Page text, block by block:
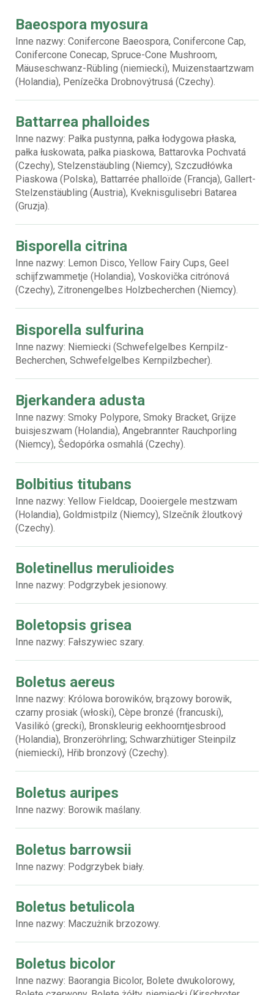
Baeospora myosura
Inne nazwy: Conifercone Baeospora, Conifercone Cap,
Conifercone Conecap, Spruce-Cone Mushroom,
Mäuseschwanz-Rübling (niemiecki), Muizenstaartzwam
(Holandia), Penízečka Drobnovýtrusá (Czechy).
Battarrea phalloides
Inne nazwy: Pałka pustynna, pałka łodygowa płaska,
pałka łuskowata, pałka piaskowa, Battarovka Pochvatá
(Czechy), Stelzenstäubling (Niemcy), Szczudłówka
Piaskowa (Polska), Battarrée phalloïde (Francja), Gallert-
Stelzenstäubling (Austria), Kveknisgulisebri Batarea
(Gruzja).
Bisporella citrina
Inne nazwy: Lemon Disco, Yellow Fairy Cups, Geel
schijfzwammetje (Holandia), Voskovička citrónová
(Czechy), Zitronengelbes Holzbecherchen (Niemcy).
Bisporella sulfurina
Inne nazwy: Niemiecki (Schwefelgelbes Kernpilz-
Becherchen, Schwefelgelbes Kernpilzbecher).
Bjerkandera adusta
Inne nazwy: Smoky Polypore, Smoky Bracket, Grijze
buisjeszwam (Holandia), Angebrannter Rauchporling
(Niemcy), Šedopórka osmahlá (Czechy).
Bolbitius titubans
Inne nazwy: Yellow Fieldcap, Dooiergele mestzwam
(Holandia), Goldmistpilz (Niemcy), Slzečník žloutkový
(Czechy).
Boletinellus merulioides
Inne nazwy: Podgrzybek jesionowy.
Boletopsis grisea
Inne nazwy: Fałszywiec szary.
Boletus aereus
Inne nazwy: Królowa borowików, brązowy borowik,
czarny prosiak (włoski), Cèpe bronzé (francuski),
Vasilikό (grecki), Bronskleurig eekhoorntjesbrood
(Holandia), Bronzeröhrling; Schwarzhütiger Steinpilz
(niemiecki), Hřib bronzový (Czechy).
Boletus auripes
Inne nazwy: Borowik maślany.
Boletus barrowsii
Inne nazwy: Podgrzybek biały.
Boletus betulicola
Inne nazwy: Maczużnik brzozowy.
Boletus bicolor
Inne nazwy: Baorangia Bicolor, Bolete dwukolorowy,